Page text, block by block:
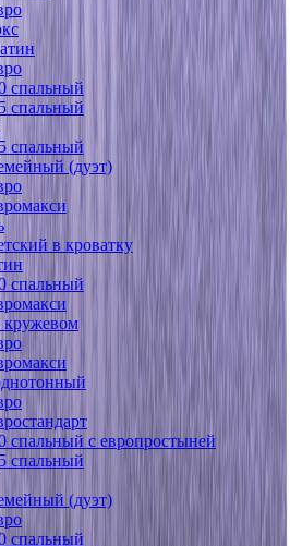
спальный
спальный
спальный
(дуэт)
в кроватку
спальный
кружевом
спальный с европростыней
спальный
(дуэт)
спальный